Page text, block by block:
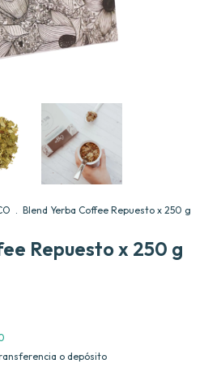
. Blend Yerba Coffee Repuesto x 250 g
Repuesto x 250 g
o depósito